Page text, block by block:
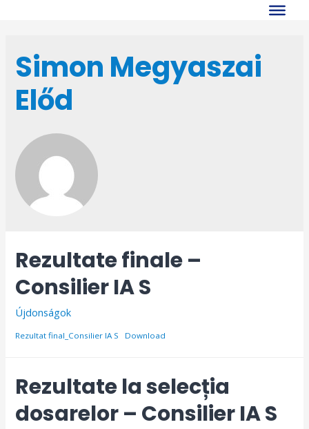
Simon Megyaszai
Előd
Rezultate finale –
Consilier IA S
Újdonságok
Rezultat final_Consilier IA S Download
Rezultate la selecția
dosarelor – Consilier IA S